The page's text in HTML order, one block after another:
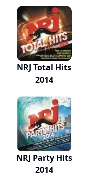
NRJ Total Hits
2014
NRJ Party Hits
2014